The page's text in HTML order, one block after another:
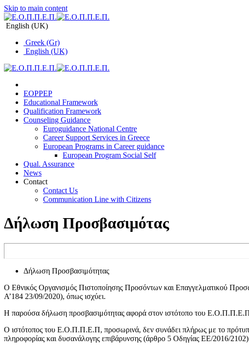
Skip to main content
English (UK)
Greek (Gr)
English (UK)
EOPPEP
Educational Framework
Qualification Framework
Counseling Guidance
Euroguidance National Centre
Career Support Services in Greece
Εuropean Programs in Career guidance
Εuropean Program Social Self
Qual. Assurance
News
Contact
Contact Us
Communication Line with Citizens
Δήλωση Προσβασιμότας
Δήλωση Προσβασιμότητας
O Εθνικός Οργανισμός Πιστοποίησης Προσόντων και Επαγγελματικού
Α’184 23/09/2020), όπως ισχύει.
Η παρούσα δήλωση προσβασιμότητας αφορά στον ιστότοπο του
Ο ιστότοπος του Ε.Ο.Π.Π.Ε.Π, προσωρινά, δεν συνάδει πλήρως με το
πληροφορίας και δυσανάλογης επιβάρυνσης (άρθρο 5 Οδηγίας ΕΕ/2016/